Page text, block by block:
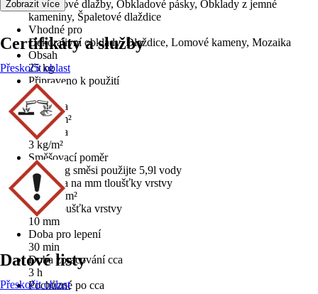
Klinkerové dlažby, Obkladové pásky, Obklady z jemné
kameniny, Špaletové dlaždice
Vhodné pro
Dekorativní obklady, Dlaždice, Lomové kameny, Mozaika
Obsah
25 kg
Připraveno k použití
Ne
Spotřeba
2,5 kg/m²
Spotřeba
3 kg/m²
Směšovací poměr
Na 25 kg směsi použijte 5,9l vody
Spotřeba na mm tloušťky vrstvy
0,83 kg/m²
Max. tloušťka vrstvy
10 mm
Doba pro lepení
30 min
Doba zpracování cca
3 h
Pochůzné po cca
Zobrazit více
Certifikáty a služby
Přeskočit oblast
Datové listy
Přeskočit oblast